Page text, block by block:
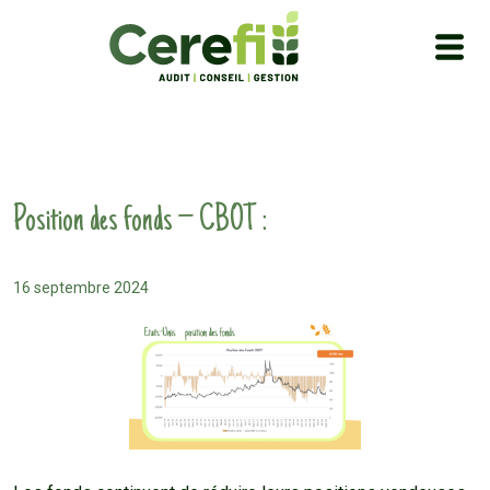
Position des fonds – CBOT :
16 septembre 2024